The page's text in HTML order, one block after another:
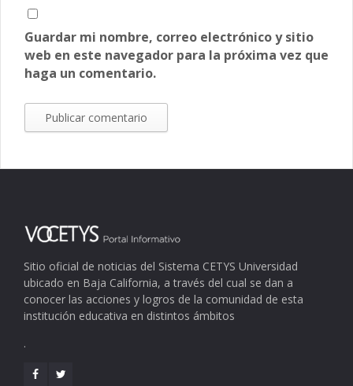
Guardar mi nombre, correo electrónico y sitio
web en este navegador para la próxima vez que
haga un comentario.
Sitio oficial de noticias del Sistema CETYS Universidad
ubicado en Baja California, a través del cual se dan a
conocer las acciones y logros de la comunidad de esta
institución educativa en distintos ámbitos
.